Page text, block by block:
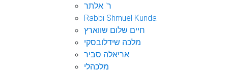
ר' אלתר
Rabbi Shmuel Kunda
חיים שלום שווארץ
מלכה שידלובסקי
אריאלה סביר
מלכהלי